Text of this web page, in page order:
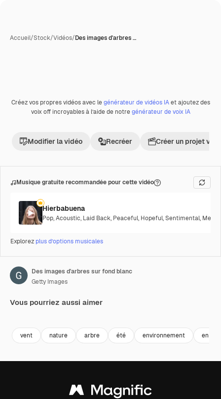
Accueil/Stock/Vidéos/Des images d'arbres …
Premium
Créez vos propres vidéos avec legénérateur de vidéos IAet ajoutez des
voix off incroyables à l’aide de notregénérateur de voix IA
Modifier la vidéo Recréer Créer un projet
Musique gratuite recommandée pour cette vidéo
Hierbabuena
Pop,Acoustic, Laid Back, Peaceful, Hopeful,Sentimental,
Explorez plus d’options musicales
Des images d'arbres sur fond blanc
Getty Images
Vous pourriez aussi aimer
vent nature arbre été environnement en